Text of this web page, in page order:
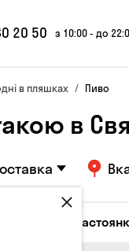
20 50 з 10:00 - до
в пляшках Пиво
в
Лікери та